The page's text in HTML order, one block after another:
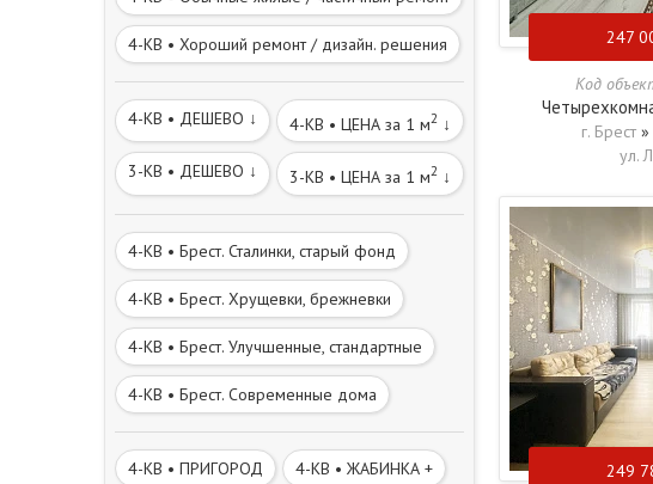
4-КВ • Хороший ремонт / дизайн. решения
4-КВ • ДЕШЕВО ↓ 4-КВ • ЦЕНА за 1 м2 ↓
3-КВ • ДЕШЕВО ↓ 3-КВ • ЦЕНА за 1 м2 ↓
4-КВ • Брест. Сталинки, старый фонд
4-КВ • Брест. Хрущевки, брежневки
4-КВ • Брест. Улучшенные, стандартные
4-КВ • Брест. Современные дома
4-КВ • ПРИГОРОД 4-КВ • ЖАБИНКА +
247
Код
г. Брест »
ул.
249